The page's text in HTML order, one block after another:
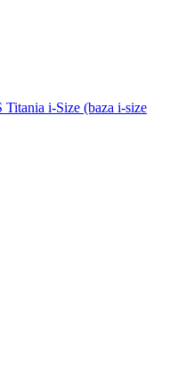
i-Size (baza i-size